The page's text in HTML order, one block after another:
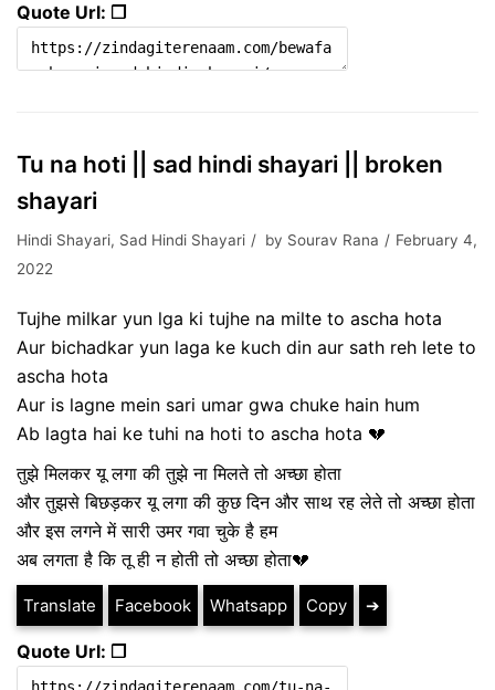
Quote Url: ❐
Tu na hoti || sad hindi shayari || broken
shayari
Hindi Shayari, Sad Hindi Shayari by Sourav Rana
February 4,
2022
Tujhe milkar yun lga ki tujhe na milte to ascha hota
Aur bichadkar yun laga ke kuch din aur sath reh lete to
ascha hota
Aur is lagne mein sari umar gwa chuke hain hum
Ab lagta hai ke tuhi na hoti to ascha hota 💔
तुझे मिलकर यू लगा की तुझे ना मिलते तो अच्छा होता
और तुझसे बिछड़कर यू लगा की कुछ दिन और साथ रह लेते तो अच्छा होता
और इस लगने में सारी उमर गवा चुके है हम
अब लगता है कि तू ही न होती तो अच्छा होता💔
Translate Facebook Whatsapp Copy ➔
Quote Url: ❐